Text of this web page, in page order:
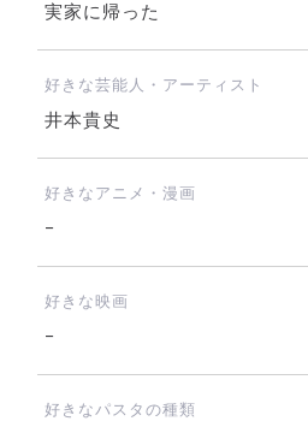
実家に帰った
好きな芸能人・アーティスト
井本貴史
好きなアニメ・漫画
−
好きな映画
−
好きなパスタの種類